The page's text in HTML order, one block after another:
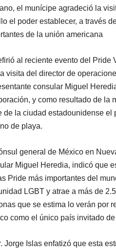
el munícipe agradeció la
el poder establecer, a través
de la unión americana
al reciente evento del Pride
visita del director de
consular Miguel
y como resultado de la
de la ciudad estadounidense
de playa.
general de México en
Miguel Heredia, indicó que
Pride más importantes del
LGBT y atrae a más de
que se estima lo verán por
como el único país invitado
Jorge Islas enfatizó que esta